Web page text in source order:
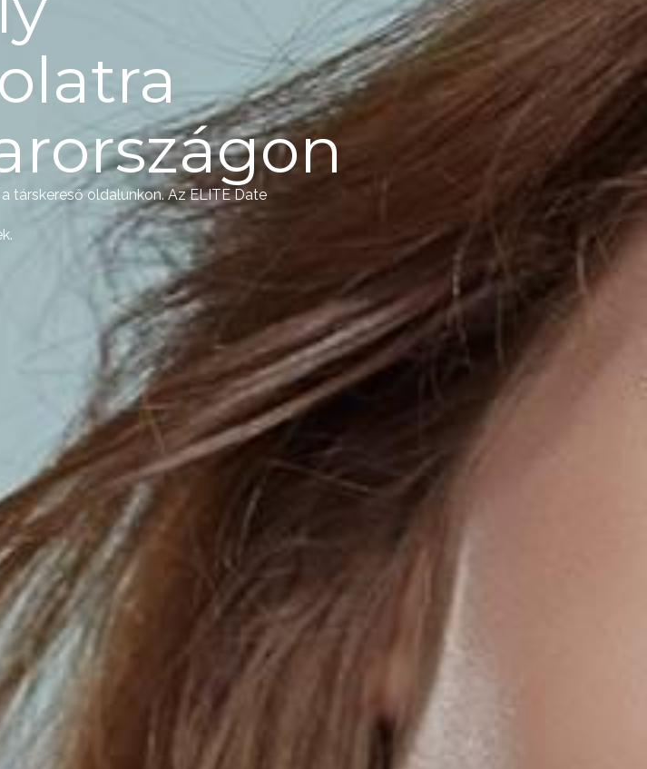
társkereső oldalunkon. Az ELITE Date